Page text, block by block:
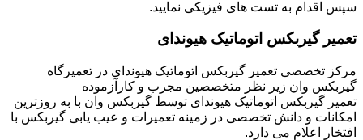
سپس اقدام به تست های فیزیکی نمایید.
تعمیر گیربکس اتوماتیک هیوندای
مرکز تخصصی تعمیر گیربکس اتوماتیک هیوندای در تعمیرگاه
گیربکس وان زیر نظر متخصصین مجرب و کارآزموده
تعمیر گیربکس اتوماتیک هیوندای توسط گیربکس وان با به روزترین
امکانات و دانش تخصصی در زمینه تعمیرات و عیب یابی گیربکس با
افتخار اعلام می دارد.